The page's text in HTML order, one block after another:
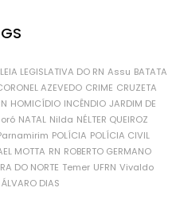
LEGISLATIVA DO RN Assu BATATA
AZEVEDO CRIME CRUZETA
HOMICÍDIO INCÊNDIO JARDIM DE
NATAL Nilda NÉLTER QUEIROZ
POLÍCIA POLÍCIA CIVIL
MOTTA RN ROBERTO GERMANO
DO NORTE Temer UFRN Vivaldo
ÁLVARO DIAS